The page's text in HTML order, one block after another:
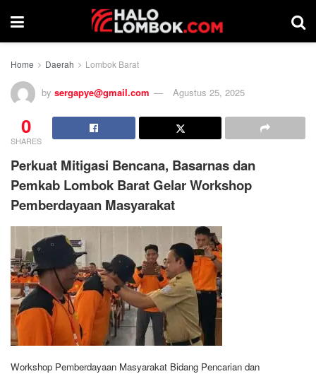
Home Daerah Lombok Barat
by sergapye@gmail.com Agustus 25, 2025
0
SHARES
Perkuat Mitigasi Bencana, Basarnas dan
Pemkab Lombok Barat Gelar Workshop
Pemberdayaan Masyarakat
Workshop Pemberdayaan Masyarakat Bidang Pencarian dan